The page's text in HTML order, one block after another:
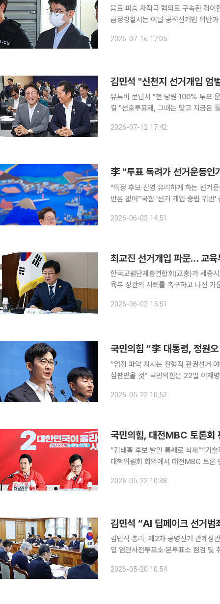
음료 피습 자작극 혐의로 구속된 정이
금정경찰서는 이날 공직선거법 위반
스크 차림으로 검찰에 출석했다. '왜
2026-07-16 17:05
김민석 "신천지 선거개입 엄
유튜버 문답서 "전 당원 100% 투표
길 "선호투표제, 그때는 맞고 지금은 틀리나" 더불어민주당 당권 주자인 김민석 전
표 운동도 함께 제안했다. 후보 등록
2026-07-12 17:42
李 "투표 독려가 선거운동
"특정 후보·진영 유리하게 하는 선거
반론 없어”국힘 '선거 개입·중립 위반' 공세에 투표일 정면
거운동이자 정치 중립의무 위반으로
2026-06-03 14:51
최교진 선거개입 파문… 교
한국교원단체총연합회(교총)가 세종
육부 장관의 사퇴를 촉구하고 나선
어 사회관계망서비스(SNS)에서 사실
2026-06-02 15:51
국민의힘 “李 대통령, 정원
“엄정 파악 지시는 전형적 관권선거·
심판받을 것” 국민의힘은 22일 이재명 대통령이 GTX 삼성역 공사 문제와 관련해 “엄정 파악”을
판했다. 박충권 국민의힘 중앙선
2026-05-22 10:52
국민의힘, 대전MBC 토론회
“김태흠 후보 발언 통째로 삭제““기술적 사고라면
대책위원회 회의에서 대전MBC 토론 편집
인가 보다”라며 “김태흠 후보 발언은
2026-05-22 10:38
김민석 “AI 딥페이크 선거
김민석 총리, 제2차 공명선거 관계장
입 엄단사전투표소·본투표소 점검 및 취약계층 투표 지원
검·경과 관계부처 공조를 통해 ‘3대
2026-05-20 10:54